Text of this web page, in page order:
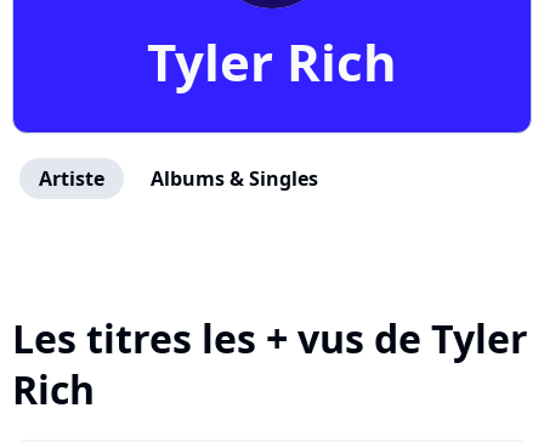
Tyler Rich
Artiste Albums & Singles
Les titres les + vus de Tyler
Rich